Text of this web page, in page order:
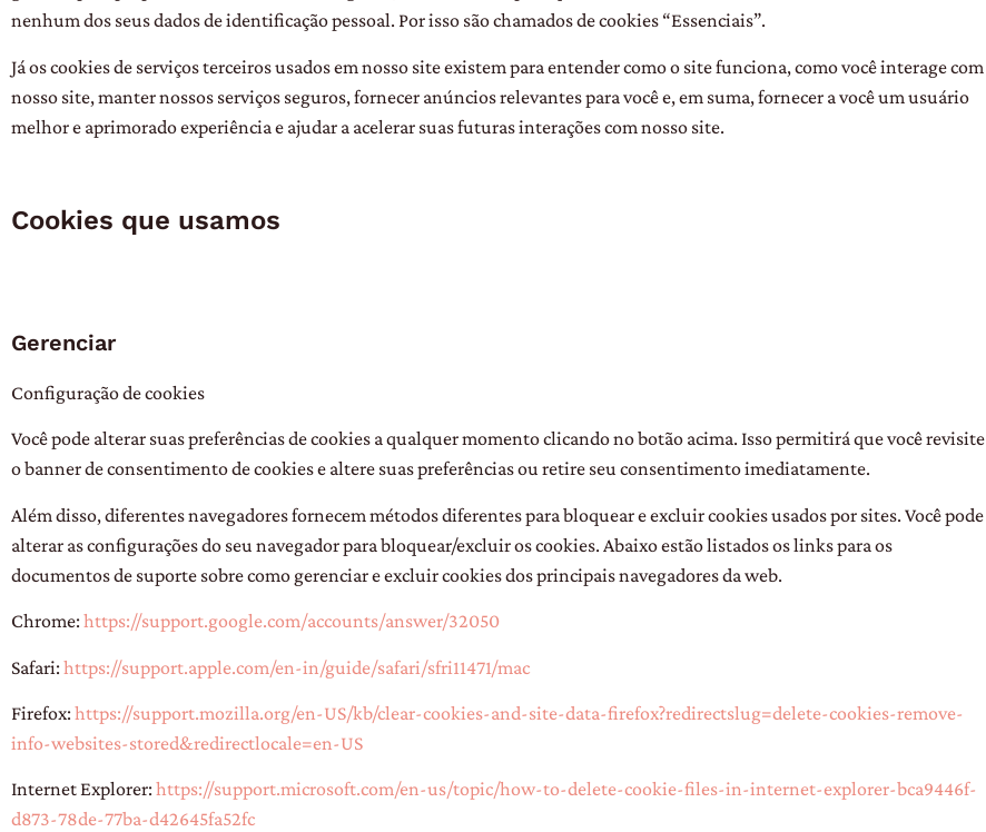
nenhum dos seus dados de identificação pessoal. Por isso são chamados de cookies “Essenciais”.
Já os cookies de serviços terceiros usados ​​em nosso site existem para entender como o site funciona, como você interage com
nosso site, manter nossos serviços seguros, fornecer anúncios relevantes para você e, em suma, fornecer a você um usuário
melhor e aprimorado experiência e ajudar a acelerar suas futuras interações com nosso site.
Cookies que usamos
Gerenciar
Configuração de cookies
Você pode alterar suas preferências de cookies a qualquer momento clicando no botão acima. Isso permitirá que você revisite
o banner de consentimento de cookies e altere suas preferências ou retire seu consentimento imediatamente.
Além disso, diferentes navegadores fornecem métodos diferentes para bloquear e excluir cookies usados ​​por sites. Você pode
alterar as configurações do seu navegador para bloquear/excluir os cookies. Abaixo estão listados os links para os
documentos de suporte sobre como gerenciar e excluir cookies dos principais navegadores da web.
Chrome:https://support.google.com/accounts/answer/32050
Safari:https://support.apple.com/en-in/guide/safari/sfri11471/mac
Firefox:https://support.mozilla.org/en-US/kb/clear-cookies-and-site-data-firefox?redirectslug=delete-cookies-remove-
info-websites-stored&redirectlocale=en-US
Internet Explorer:https://support.microsoft.com/en-us/topic/how-to-delete-cookie-files-in-internet-explorer-bca9446f-
d873-78de-77ba-d42645fa52fc